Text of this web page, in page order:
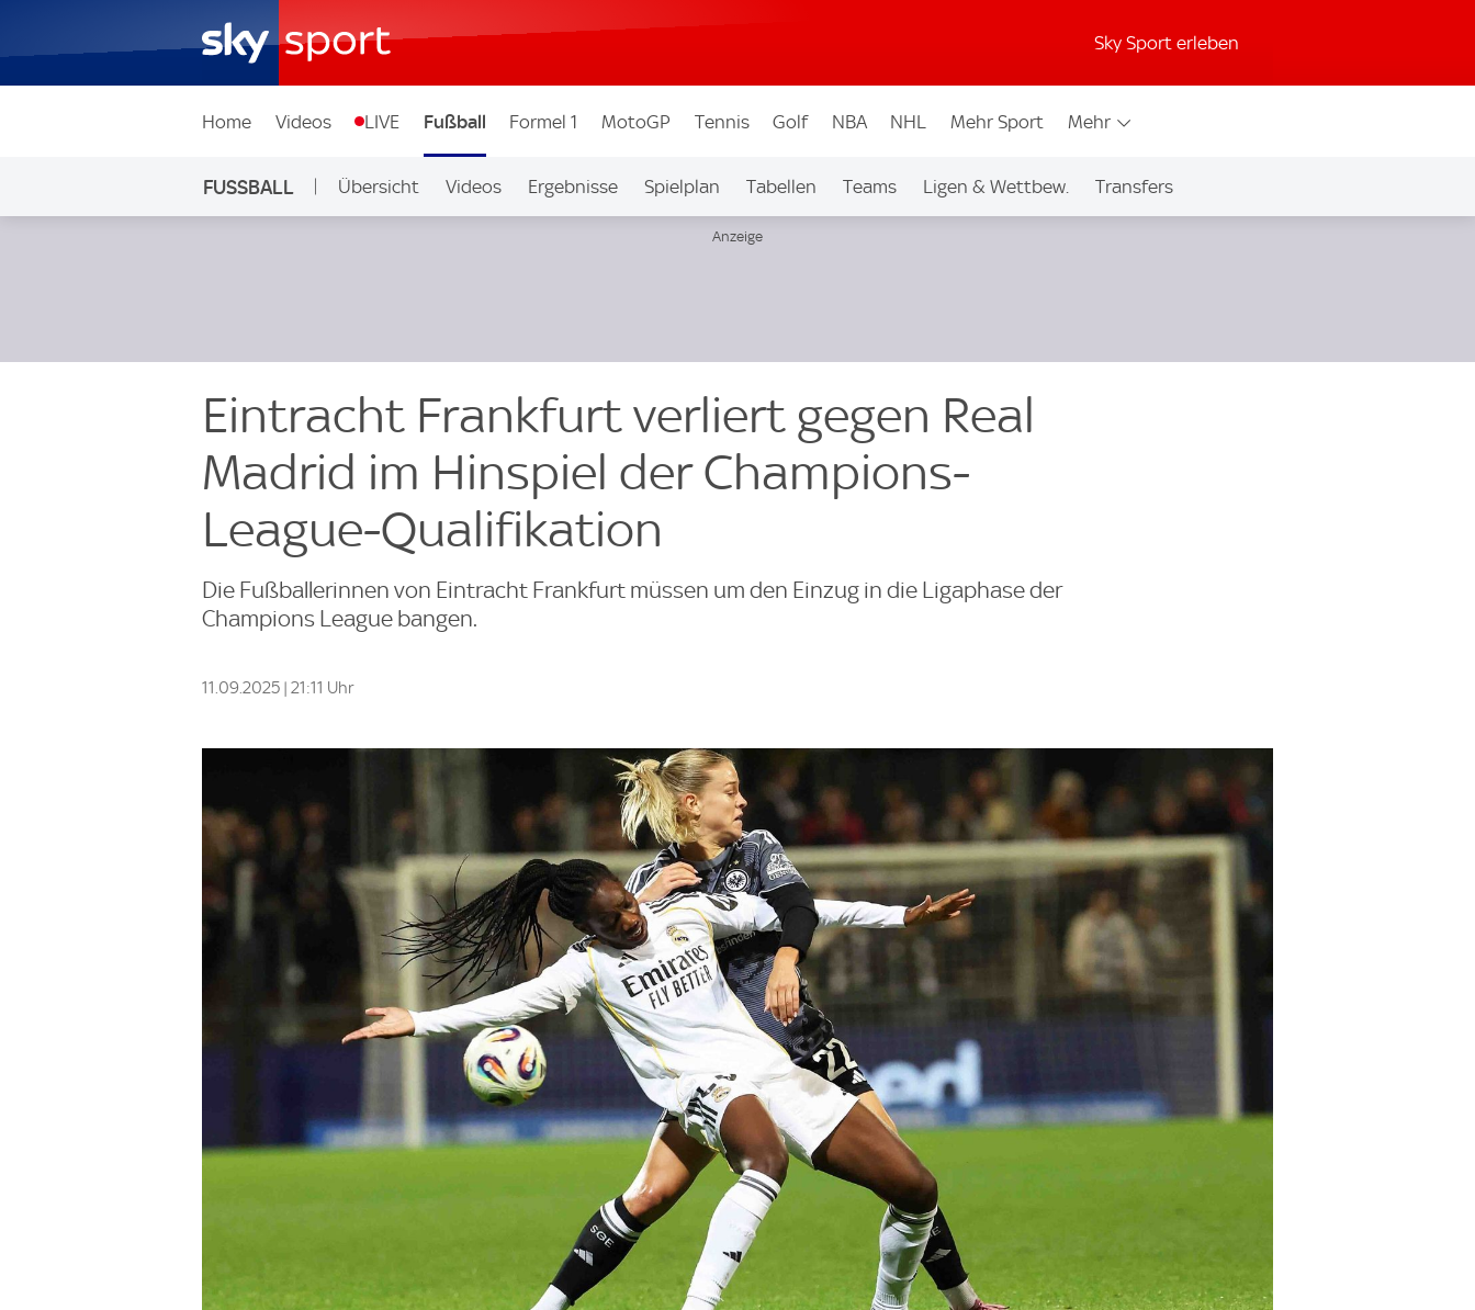
Sky Sport erleben
Home Videos LIVE Fußball Formel 1 MotoGP Tennis Golf NBA NHL Mehr Sport Mehr
FUSSBALL Übersicht Videos Ergebnisse Spielplan Tabellen Teams Ligen & Wettbew. Transfers
Eintracht Frankfurt verliert gegen Real
Madrid im Hinspiel der Champions-
League-Qualifikation
Die Fußballerinnen von Eintracht Frankfurt müssen um den Einzug in die Ligaphase der
Champions League bangen.
11.09.2025 | 21:11 Uhr